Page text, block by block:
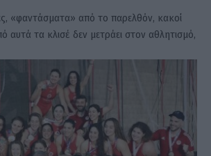
«φαντάσματα» από το παρελθόν, κακοί
αυτά τα κλισέ δεν μετράει στον αθλητισμό,